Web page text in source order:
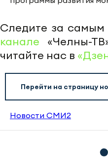
Следите за
канале «Челны-
читайте нас в
Перейти на страницу
Новости СМИ2